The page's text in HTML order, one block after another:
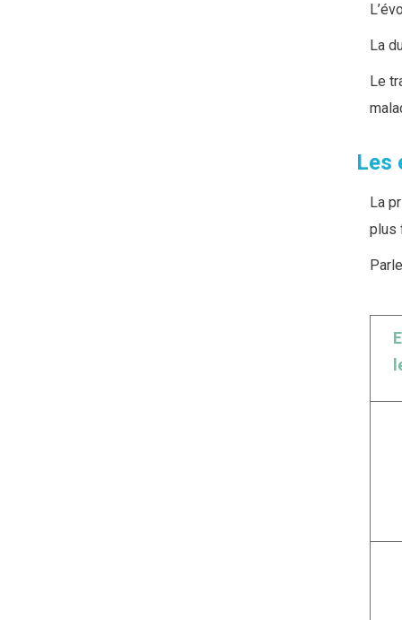
La
Le
Les
La
plus